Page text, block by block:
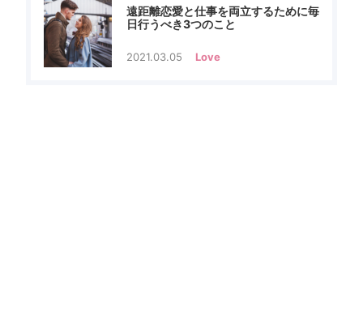
遠距離恋愛と仕事を両立するために毎
日行うべき3つのこと
2021.03.05 Love